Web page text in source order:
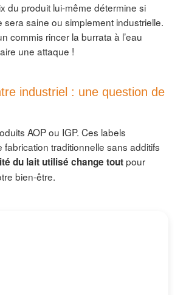
du produit lui-même détermine si
sera saine ou simplement industrielle.
commis rincer la burrata à l’eau
une attaque !
industriel : une question de
AOP ou IGP. Ces labels
fabrication traditionnelle sans additifs
du lait utilisé change toutpour
bien-être.